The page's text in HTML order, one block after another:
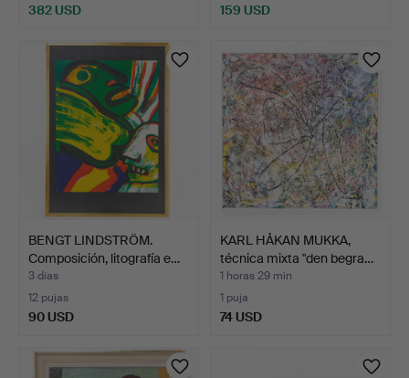
382 USD 159 USD
BENGT LINDSTRÖM.
Composición, litografía e…
3 días
12 pujas
90 USD
KARL HÅKAN MUKKA,
técnica mixta "den begra…
1 horas 29 min
1 puja
74 USD